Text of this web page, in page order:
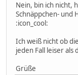
Nein, bin ich nicht,
Schnäppchen- und
:icon_cool:
Ich weiß nicht ob
jeden Fall leiser als
Grüße